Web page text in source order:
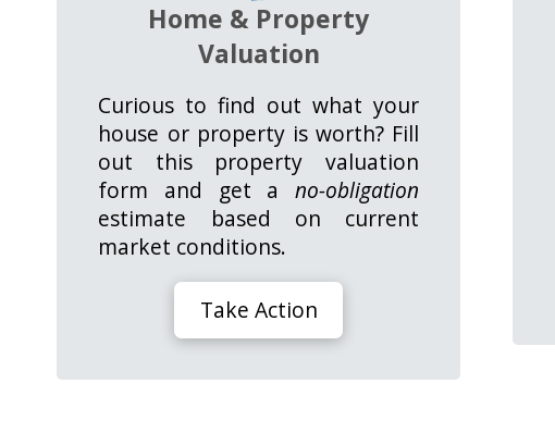
Home & Property
Valuation
Curious to find out what your
house or property is worth? Fill
out this property valuation
form and get a no-obligation
estimate based on current
market conditions.
Take Action